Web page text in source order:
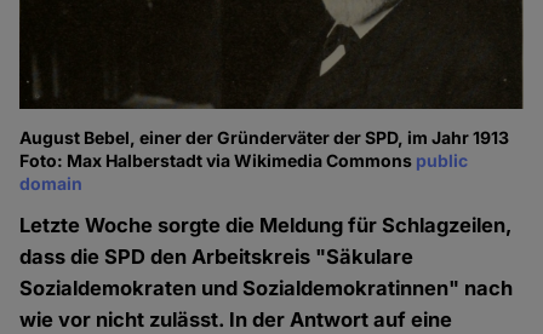
August Bebel, einer der Gründerväter der SPD, im Jahr 1913
Foto: Max Halberstadt via Wikimedia Commons public
domain
Letzte Woche sorgte die Meldung für Schlagzeilen,
dass die SPD den Arbeitskreis "Säkulare
Sozialdemokraten und Sozialdemokratinnen" nach
wie vor nicht zulässt. In der Antwort auf eine